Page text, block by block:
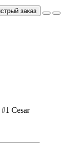
заказ